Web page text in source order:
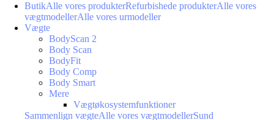
ButikAlle vores produkterRefurbishede produkterAlle vores
vægtmodellerAlle vores urmodeller
Vægte
BodyScan 2
Body Scan
BodyFit
Body Comp
Body Smart
Mere
Vægtøkosystemfunktioner
Sammenlign vægteAlle vores vægtmodellerSund